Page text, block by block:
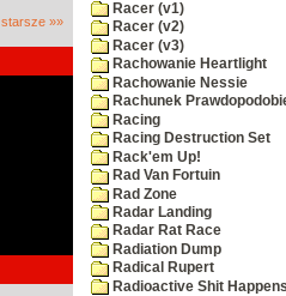
starsze »»
Racer (v1)
Racer (v2)
Racer (v3)
Rachowanie Heartlight
Rachowanie Nessie
Rachunek
Racing
Racing Destruction Set
Rack'em Up!
Rad Van Fortuin
Rad Zone
Radar Landing
Radar Rat Race
Radiation Dump
Radical Rupert
Radioactive Shit